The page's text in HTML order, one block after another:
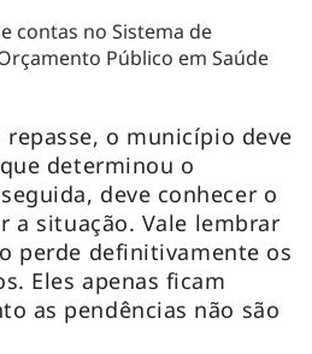
contas no Sistema de
Público em Saúde
repasse, o município deve
determinou o
deve conhecer o
a situação. Vale lembrar
perde definitivamente os
Eles apenas ficam
as pendências não são